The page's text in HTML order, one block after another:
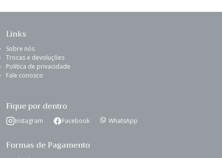
Links
Sobre nós
Trocas e devoluções
Política de privacidade
Fale conosco
Fique por dentro
Instagram Facebook WhatsApp
Formas de Pagamento